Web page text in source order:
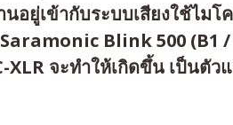
อยู่เข้ากับระบบเสียงใช้ไม
Blink 500 (B1
XLR จะทำให้เกิดขึ้น เป็น